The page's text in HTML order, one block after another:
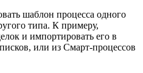
шаблон процесса одного
типа. К примеру,
и импортировать его в
или из Смарт-процессов